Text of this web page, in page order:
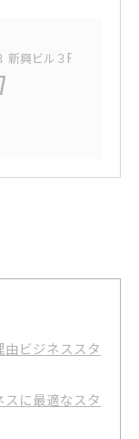
新興ビル３F
ビジネススタ
に最適なスタ